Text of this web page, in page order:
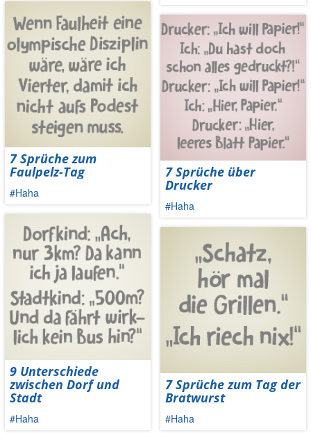
7 Sprüche zum
Faulpelz-Tag
#Haha
9 Unterschiede
zwischen Dorf und
Stadt
#Haha
7 Sprüche über
Drucker
#Haha
7 Sprüche zum Tag der
Bratwurst
#Haha